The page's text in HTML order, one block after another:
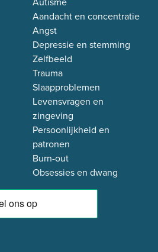
Aandacht en concentratie
Angst
Depressie en stemming
Zelfbeeld
Trauma
Slaapproblemen
Levensvragen en
zingeving
Persoonlijkheid en
patronen
Burn-out
Obsessies en dwang